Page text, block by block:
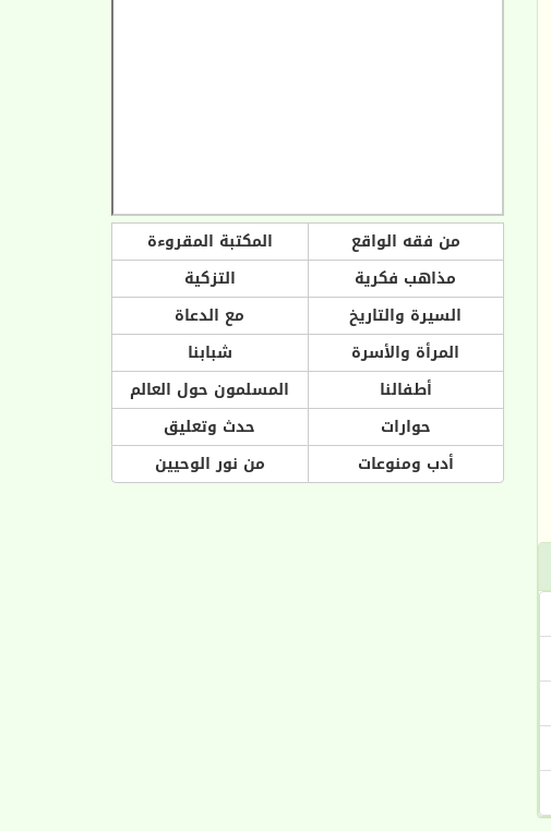
من فقه الواقع
المكتبة المقروءة
مذاهب فكرية
التزكية
السيرة والتاريخ
مع الدعاة
المرأة والأسرة
شبابنا
أطفالنا
المسلمون حول العالم
حوارات
حدث وتعليق
أدب ومنوعات
من نور الوحيين